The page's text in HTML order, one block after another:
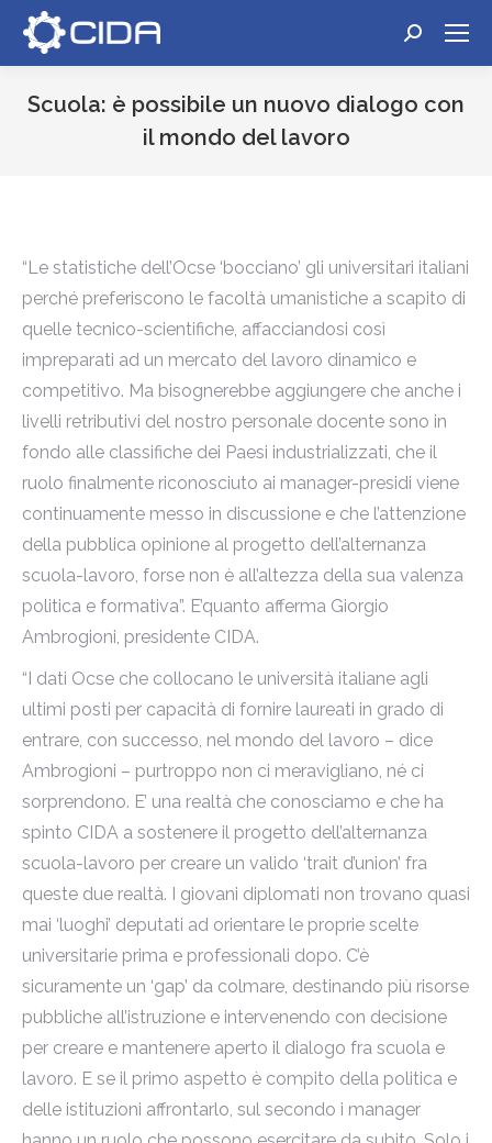
Cerca:
Scuola: è possibile un nuovo dialogo con
il mondo del lavoro
“Le statistiche dell’Ocse ‘bocciano’ gli universitari italiani
perché preferiscono le facoltà umanistiche a scapito di
quelle tecnico-scientifiche, affacciandosi così
impreparati ad un mercato del lavoro dinamico e
competitivo. Ma bisognerebbe aggiungere che anche i
livelli retributivi del nostro personale docente sono in
fondo alle classifiche dei Paesi industrializzati, che il
ruolo finalmente riconosciuto ai manager-presidi viene
continuamente messo in discussione e che l’attenzione
della pubblica opinione al progetto dell’alternanza
scuola-lavoro, forse non è all’altezza della sua valenza
politica e formativa”. E’quanto afferma Giorgio
Ambrogioni, presidente CIDA.
“I dati Ocse che collocano le università italiane agli
ultimi posti per capacità di fornire laureati in grado di
entrare, con successo, nel mondo del lavoro – dice
Ambrogioni – purtroppo non ci meravigliano, né ci
sorprendono. E’ una realtà che conosciamo e che ha
spinto CIDA a sostenere il progetto dell’alternanza
scuola-lavoro per creare un valido ‘trait d’union’ fra
queste due realtà. I giovani diplomati non trovano quasi
mai ‘luoghi’ deputati ad orientare le proprie scelte
universitarie prima e professionali dopo. C’è
sicuramente un ‘gap’ da colmare, destinando più risorse
pubbliche all’istruzione e intervenendo con decisione
per creare e mantenere aperto il dialogo fra scuola e
lavoro. E se il primo aspetto è compito della politica e
delle istituzioni affrontarlo, sul secondo i manager